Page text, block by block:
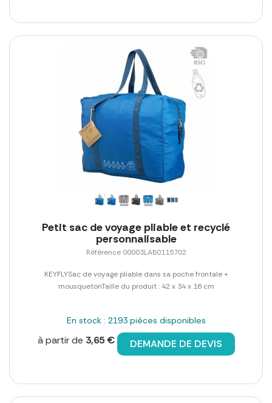
Petit sac de voyage pliable et recyclé
personnalisable
Référence 00003LAB0115702
KEYFLYSac de voyage pliable dans sa poche frontale +
mousquetonTaille du produit : 42 x 34 x 16 cm
En stock : 2193 pièces disponibles
à partir de 3,65 € DEMANDE DE DEVIS